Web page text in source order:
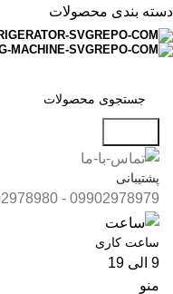
دسته بندی محصولات
پشتیبانی
09902978979 - 09902978980
ساعت کاری
9 الی 19
منو